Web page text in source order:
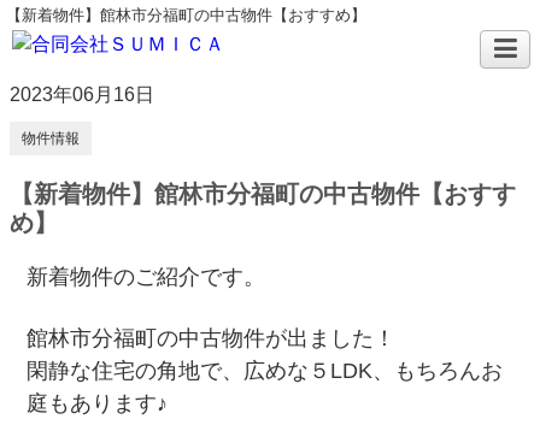
【新着物件】館林市分福町の中古物件【おすすめ】
2023年06月16日
物件情報
【新着物件】館林市分福町の中古物件【おすす
め】
新着物件のご紹介です。
館林市分福町の中古物件が出ました！
閑静な住宅の角地で、広めな５LDK、もちろんお
庭もあります♪